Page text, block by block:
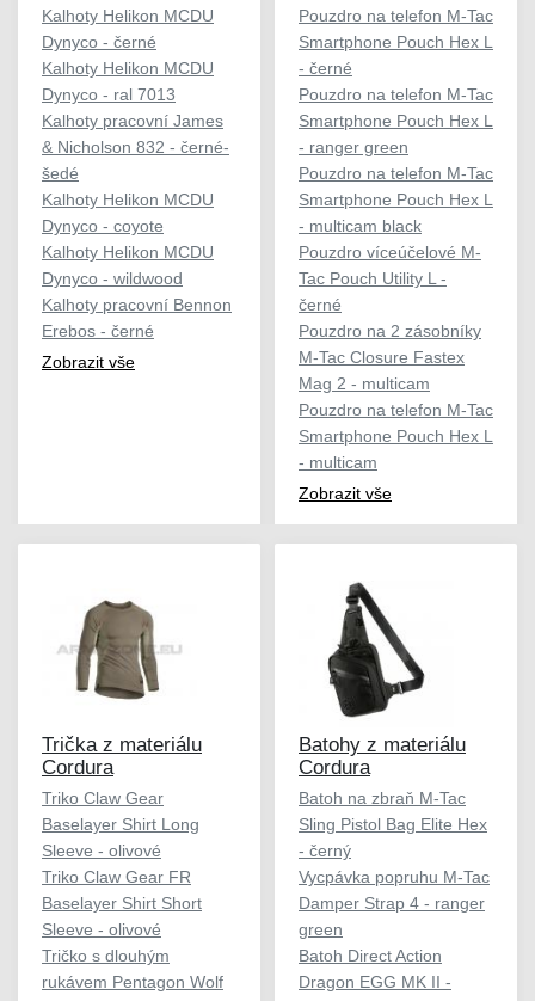
Kalhoty Helikon MCDU
Dynyco - černé
Kalhoty Helikon MCDU
Dynyco - ral 7013
Kalhoty pracovní James
& Nicholson 832 - černé-
šedé
Kalhoty Helikon MCDU
Dynyco - coyote
Kalhoty Helikon MCDU
Dynyco - wildwood
Kalhoty pracovní Bennon
Erebos - černé
Zobrazit vše
Pouzdro na telefon M-Tac
Smartphone Pouch Hex L
- černé
Pouzdro na telefon M-Tac
Smartphone Pouch Hex L
- ranger green
Pouzdro na telefon M-Tac
Smartphone Pouch Hex L
- multicam black
Pouzdro víceúčelové M-
Tac Pouch Utility L -
černé
Pouzdro na 2 zásobníky
M-Tac Closure Fastex
Mag 2 - multicam
Pouzdro na telefon M-Tac
Smartphone Pouch Hex L
- multicam
Zobrazit vše
Trička z materiálu
Cordura
Triko Claw Gear
Baselayer Shirt Long
Sleeve - olivové
Triko Claw Gear FR
Baselayer Shirt Short
Sleeve - olivové
Tričko s dlouhým
rukávem Pentagon Wolf
Batohy z materiálu
Cordura
Batoh na zbraň M-Tac
Sling Pistol Bag Elite Hex
- černý
Vycpávka popruhu M-Tac
Damper Strap 4 - ranger
green
Batoh Direct Action
Dragon EGG MK II -